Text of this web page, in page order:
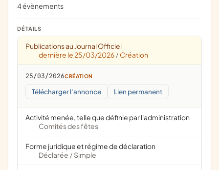
4 évènements
DÉTAILS
Publications au Journal Officiel
dernière le 25/03/2026 / Création
25/03/2026CRÉATION
Télécharger l'annonce Lien permanent
Activité menée, telle que définie par l'administration
Comités des fêtes
Forme juridique et régime de déclaration
Déclarée / Simple